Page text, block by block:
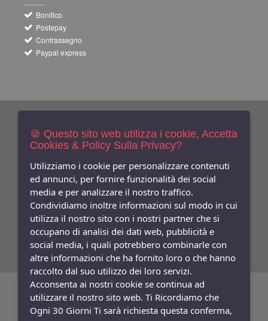
Bonifico
Postepay
Contrassegno
Paypal express
NewslettersIscriviti Gratis
Indica qui la tua email per ricevere sconti e newsletter.
Consenso
Privacy
Facebook
SeguiciSu
©Copyright 2026 Bifulco Abbigliamento- P.Iva: 07252141218
Powered:synchrosystem labs- Design:adesigner
🍪 Questo sito web utilizza i cookie, Accetta
Cookies & Policy Sulla Privacy?
Utilizziamo i cookie per personalizzare contenuti
ed annunci, per fornire funzionalità dei social
media e per analizzare il nostro traffico.
Condividiamo inoltre informazioni sul modo in cui
utilizza il nostro sito con i nostri partner che si
occupano di analisi dei dati web, pubblicità e
social media, i quali potrebbero combinarle con
altre informazioni che ha fornito loro o che hanno
raccolto dal suo utilizzo dei loro servizi.
Acconsenta ai nostri cookie se continua ad
utilizzare il nostro sito web. Ti Ricordiamo che
Ogni 30 Giorni Ti sarà richiesta questa conferma,